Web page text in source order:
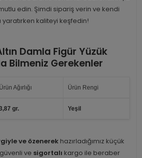
edin. Şimdi sipariş verin ve kendi
yaratırken kaliteyi keşfedin!
Damla Figür Yüzük
Bilmeniz Gerekenler
Ürün Ağırlığı Ürün Rengi
gr. Yeşil
ve özenerekhazırladığımız küçük
güvenli ve sigortalı kargo ile beraber